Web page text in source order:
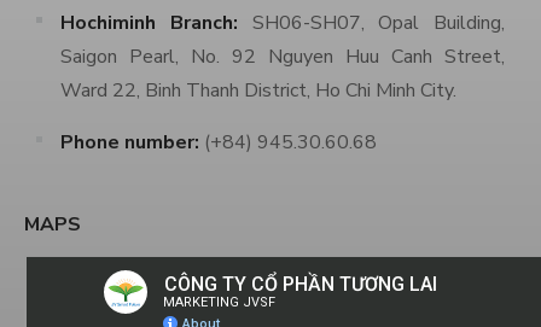
Hochiminh Branch: SH06-SH07, Opal Building,
Saigon Pearl, No. 92 Nguyen Huu Canh Street,
Ward 22, Binh Thanh District, Ho Chi Minh City.
Phone number: (+84) 945.30.60.68
MAPS